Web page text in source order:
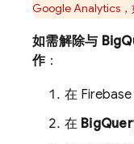
Google Analytics
如需解除与
作：
在 Firebase
在